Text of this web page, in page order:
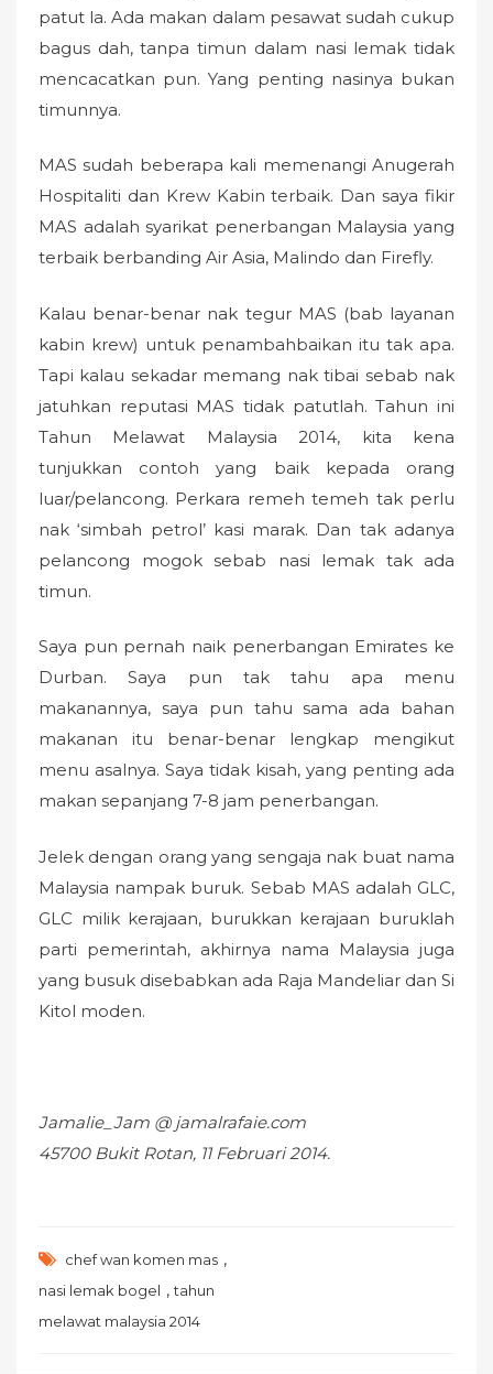
patut la. Ada makan dalam pesawat sudah cukup
bagus dah, tanpa timun dalam nasi lemak tidak
mencacatkan pun. Yang penting nasinya bukan
timunnya.
MAS sudah beberapa kali memenangi Anugerah
Hospitaliti dan Krew Kabin terbaik. Dan saya fikir
MAS adalah syarikat penerbangan Malaysia yang
terbaik berbanding Air Asia, Malindo dan Firefly.
Kalau benar-benar nak tegur MAS (bab layanan
kabin krew) untuk penambahbaikan itu tak apa.
Tapi kalau sekadar memang nak tibai sebab nak
jatuhkan reputasi MAS tidak patutlah. Tahun ini
Tahun Melawat Malaysia 2014, kita kena
tunjukkan contoh yang baik kepada orang
luar/pelancong. Perkara remeh temeh tak perlu
nak ‘simbah petrol’ kasi marak. Dan tak adanya
pelancong mogok sebab nasi lemak tak ada
timun.
Saya pun pernah naik penerbangan Emirates ke
Durban. Saya pun tak tahu apa menu
makanannya, saya pun tahu sama ada bahan
makanan itu benar-benar lengkap mengikut
menu asalnya. Saya tidak kisah, yang penting ada
makan sepanjang 7-8 jam penerbangan.
Jelek dengan orang yang sengaja nak buat nama
Malaysia nampak buruk. Sebab MAS adalah GLC,
GLC milik kerajaan, burukkan kerajaan buruklah
parti pemerintah, akhirnya nama Malaysia juga
yang busuk disebabkan ada Raja Mandeliar dan Si
Kitol moden.
Jamalie_Jam @ jamalrafaie.com
45700 Bukit Rotan, 11 Februari 2014.
chef wan komen mas ,
nasi lemak bogel ,tahun
melawat malaysia 2014